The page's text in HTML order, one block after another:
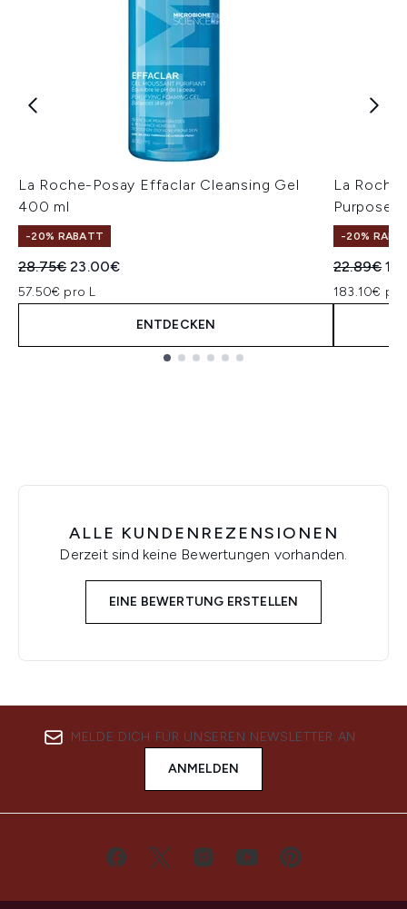
La Roche-Posay Effaclar Cleansing Gel
400 ml
-20% RABATT
Unverbindliche Preisempfehlung:
28.75€Aktueller Preis:
23.00€
57.50€ pro L
ENTDECKEN
La
Purpose
-20%
22.89€
183.10€
ALLE KUNDENREZENSIONEN
Derzeit sind keine Bewertungen vorhanden.
EINE BEWERTUNG ERSTELLEN
MELDE DICH FÜR UNSEREN NEWSLETTER AN
ANMELDEN